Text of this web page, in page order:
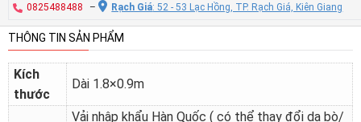
0825488488 – Rạch Giá: 52 - 53 Lạc Hồng, TP. Rạch Giá, Kiên Giang
THÔNG TIN SẢN PHẨM
Kích
thước
Dài 1.8×0.9m
Vải nhập khẩu Hàn Quốc ( có thể thay đổi da bò/